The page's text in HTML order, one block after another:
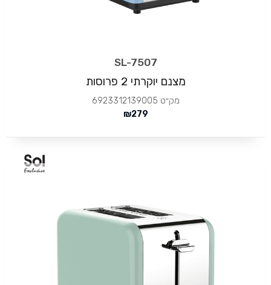
SL-7507
מצנם יוקרתי 2 פרוסות
מק״ט 6923312139005
279
₪